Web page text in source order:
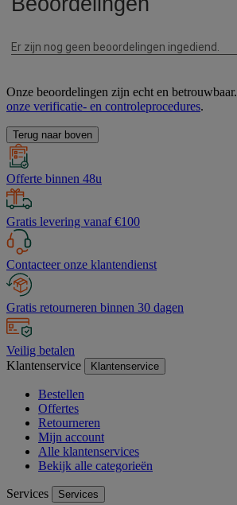
Onze beoordelingen zijn echt en betrouwbaar.
onze verificatie- en controleprocedures.
Terug naar boven
Offerte binnen 48u
Gratis levering vanaf €100
Contacteer onze klantendienst
Gratis retourneren binnen 30 dagen
Veilig betalen
Klantenservice
Klantenservice
Bestellen
Offertes
Retourneren
Mijn account
Alle klantenservices
Bekijk alle categorieën
Services Services